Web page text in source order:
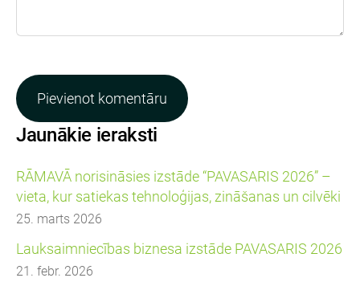
Jaunākie ieraksti
RĀMAVĀ norisināsies izstāde “PAVASARIS 2026” –
vieta, kur satiekas tehnoloģijas, zināšanas un cilvēki
25. marts 2026
Lauksaimniecības biznesa izstāde PAVASARIS 2026
21. febr. 2026